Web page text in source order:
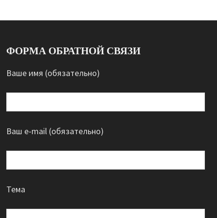
ФОРМА ОБРАТНОЙ СВЯЗИ
Ваше имя (обязательно)
Ваш e-mail (обязательно)
Тема